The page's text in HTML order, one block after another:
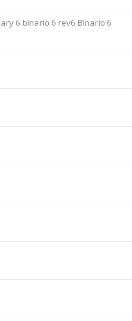
6 binario 6 rev6 Binario 6